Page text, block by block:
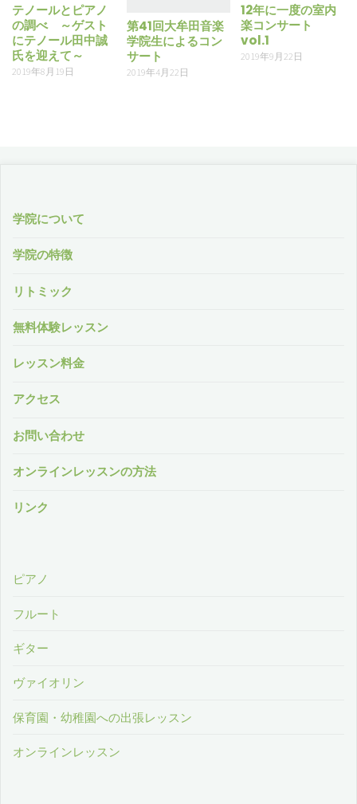
テノールとピアノ
の調べ ～ゲスト
にテノール田中誠
氏を迎えて～
2019年8月19日
第41回大牟田音楽
学院生によるコン
サート
2019年4月22日
12年に一度の室内
楽コンサート
vol.1
2019年9月22日
学院について
学院の特徴
リトミック
無料体験レッスン
レッスン料金
アクセス
お問い合わせ
オンラインレッスンの方法
リンク
ピアノ
フルート
ギター
ヴァイオリン
保育園・幼稚園への出張レッスン
オンラインレッスン